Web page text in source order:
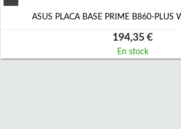
ASUS PLACA BASE PRIME B860-PLUS
194,35 €
En stock